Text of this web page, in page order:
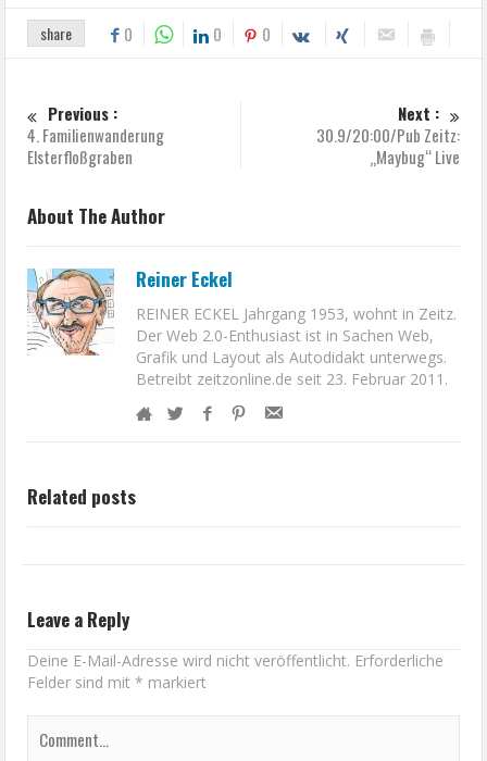
share 0 0 0
Previous :
4. Familienwanderung
Elsterfloßgraben
Next :
30.9/20:00/Pub Zeitz:
„Maybug“ Live
About The Author
Reiner Eckel
REINER ECKEL Jahrgang 1953, wohnt in Zeitz.
Der Web 2.0-Enthusiast ist in Sachen Web,
Grafik und Layout als Autodidakt unterwegs.
Betreibt zeitzonline.de seit 23. Februar 2011.
Related posts
Leave a Reply
Deine E-Mail-Adresse wird nicht veröffentlicht. Erforderliche
Felder sind mit* markiert